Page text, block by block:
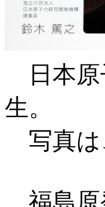
日本原
生。
写真は
福島原